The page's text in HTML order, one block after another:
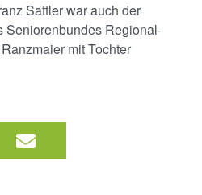
Sattler war auch der
Seniorenbundes Regional-
mit Tochter